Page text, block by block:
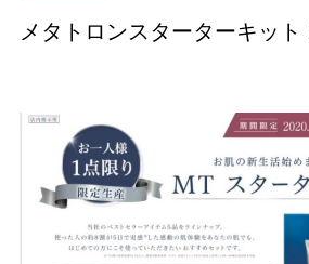
メタトロンスターターキット